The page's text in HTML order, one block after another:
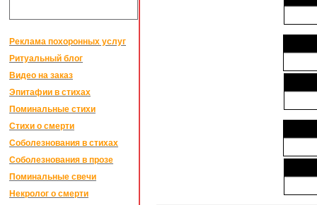
Реклама похоронных услуг
Ритуальный блог
Видео на заказ
Эпитафии в стихах
Поминальные стихи
Стихи о смерти
Соболезнования в стихах
Соболезнования в прозе
Поминальные свечи
Некролог о смерти